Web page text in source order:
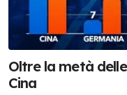
Oltre la metà
Cina